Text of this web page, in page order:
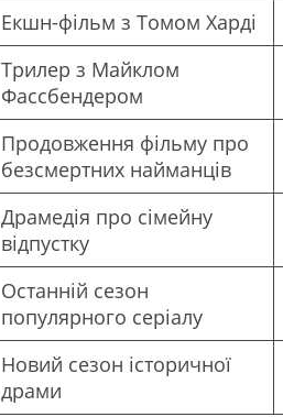
Екшн-фільм з Томом Харді
Трилер з Майклом
Фассбендером
Продовження фільму про
безсмертних найманців
Драмедія про сімейну
відпустку
Останній сезон
популярного серіалу
Новий сезон історичної
драми